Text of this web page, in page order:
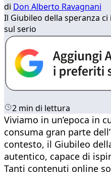
di Don Alberto Ravagnani
Il Giubileo della speranza
sul serio
2 min di lettura
Viviamo in un’epoca in
consuma gran parte
contesto, il Giubileo
autentico, capace di
Tanti contenuti online